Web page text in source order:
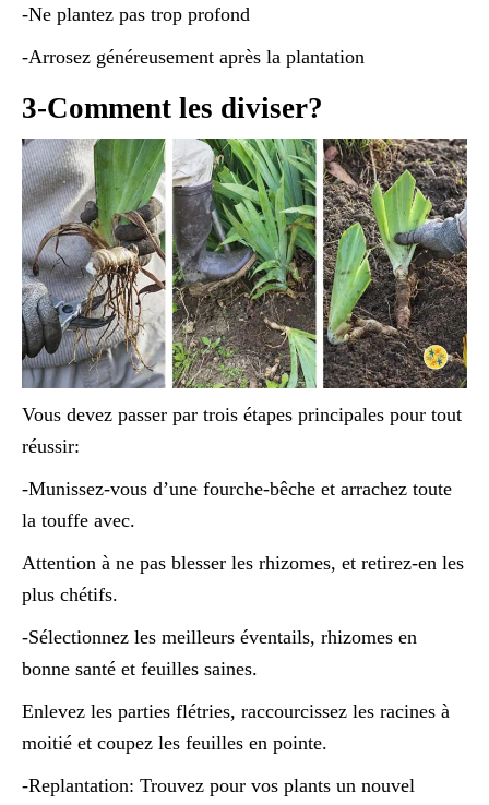
-Ne plantez pas trop profond
-Arrosez généreusement après la plantation
3-Comment les diviser?
Vous devez passer par trois étapes principales pour tout
réussir:
-Munissez-vous d’une fourche-bêche et arrachez toute
la touffe avec.
Attention à ne pas blesser les rhizomes, et retirez-en les
plus chétifs.
-Sélectionnez les meilleurs éventails, rhizomes en
bonne santé et feuilles saines.
Enlevez les parties flétries, raccourcissez les racines à
moitié et coupez les feuilles en pointe.
-Replantation: Trouvez pour vos plants un nouvel